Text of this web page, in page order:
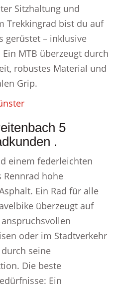
Sitzhaltung und
Trekkingrad bist du auf
gerüstet – inklusive
MTB überzeugt durch
robustes Material und
Grip.
5
.
einem federleichten
Rennrad hohe
Ein Rad für alle
überzeugt auf
oder im Stadtverkehr
seine
Die beste
Ein